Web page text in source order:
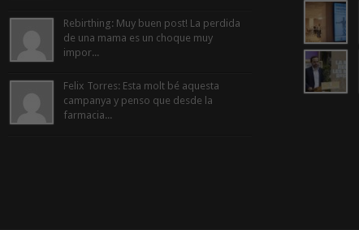
Rebirthing: Muy buen post! La perdida
de una mama es un choque muy
impor...
Felix Torres: Esta molt bé aquesta
campanya y penso que desde la
farmacia...